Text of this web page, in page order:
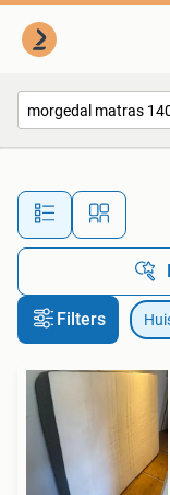
Filters